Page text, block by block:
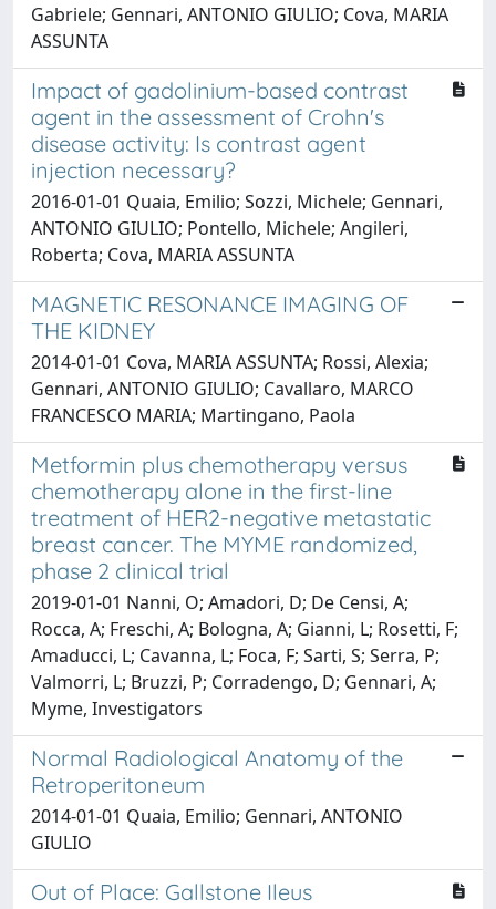
Gabriele; Gennari, ANTONIO GIULIO; Cova, MARIA
ASSUNTA
Impact of gadolinium-based contrast
agent in the assessment of Crohn's
disease activity: Is contrast agent
injection necessary?
2016-01-01 Quaia, Emilio; Sozzi, Michele; Gennari,
ANTONIO GIULIO; Pontello, Michele; Angileri,
Roberta; Cova, MARIA ASSUNTA
MAGNETIC RESONANCE IMAGING OF
THE KIDNEY
2014-01-01 Cova, MARIA ASSUNTA; Rossi, Alexia;
Gennari, ANTONIO GIULIO; Cavallaro, MARCO
FRANCESCO MARIA; Martingano, Paola
Metformin plus chemotherapy versus
chemotherapy alone in the first-line
treatment of HER2-negative metastatic
breast cancer. The MYME randomized,
phase 2 clinical trial
2019-01-01 Nanni, O; Amadori, D; De Censi, A;
Rocca, A; Freschi, A; Bologna, A; Gianni, L; Rosetti, F;
Amaducci, L; Cavanna, L; Foca, F; Sarti, S; Serra, P;
Valmorri, L; Bruzzi, P; Corradengo, D; Gennari, A;
Myme, Investigators
Normal Radiological Anatomy of the
Retroperitoneum
2014-01-01 Quaia, Emilio; Gennari, ANTONIO
GIULIO
Out of Place: Gallstone Ileus